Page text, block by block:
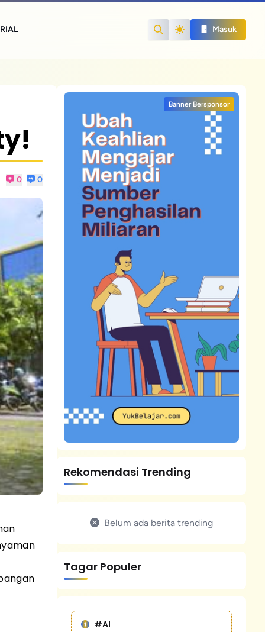
Search
Masuk
0 0
Banner Bersponsor
Rekomendasi Trending
Belum ada berita trending
Tagar Populer
#AI